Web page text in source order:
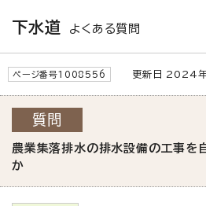
下水道 よくある質問
ページ番号1008556 更新日 2024年
質問
農業集落排水の排水設備の工事を
か